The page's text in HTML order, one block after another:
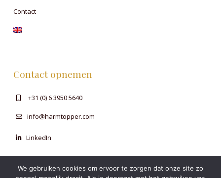
Contact
Contact opnemen
+31 (0) 6 3950 5640
info@harmtopper.com
LinkedIn
We gebruiken cookies om ervoor te zorgen dat onze site zo